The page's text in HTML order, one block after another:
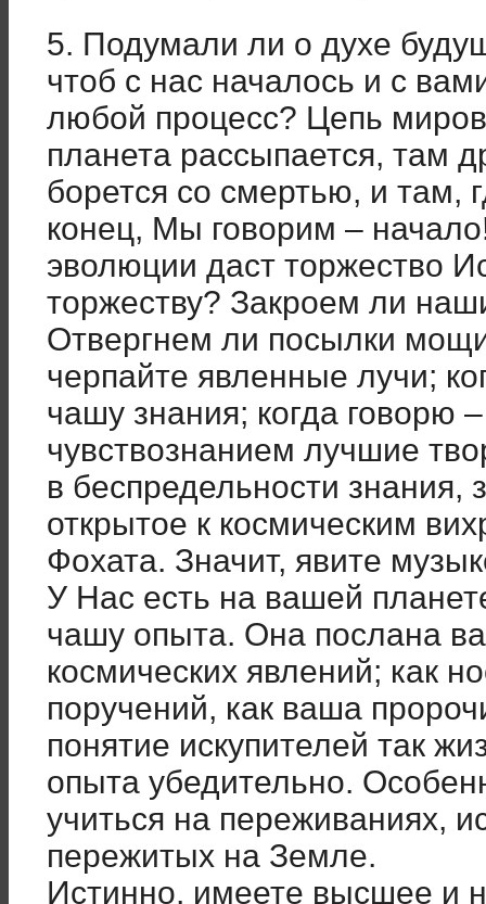
5. Подумали ли о духе
чтоб с нас началось и с
любой процесс? Цепь
планета рассыпается, там
борется со смертью, и там,
конец, Мы говорим –
эволюции даст торжество
торжеству? Закроем ли
Отвергнем ли посылки
черпайте явленные лучи;
чашу знания; когда говорю
чувствознанием лучшие
в беспредельности знания,
открытое к космическим
Фохата. Значит, явите
У Нас есть на вашей
чашу опыта. Она послана
космических явлений; как
поручений, как ваша
понятие искупителей так
опыта убедительно.
учиться на переживаниях,
пережитых на Земле.
Истинно, имеете высшее и